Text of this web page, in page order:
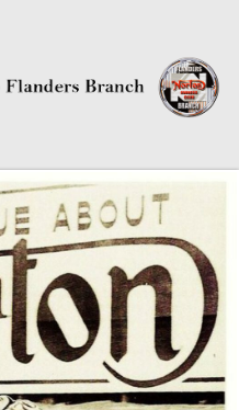
Flanders